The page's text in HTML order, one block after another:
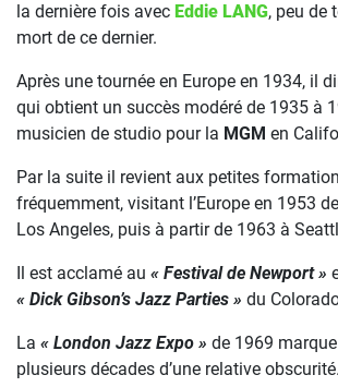
la dernière fois avec Eddie LANG, peu de
mort de ce dernier.
Après une tournée en Europe en 1934, il
qui obtient un succès modéré de 1935 à
musicien de studio pour la MGM en
Par la suite il revient aux petites
fréquemment, visitant l’Europe en 1953
Los Angeles, puis à partir de 1963 à
Il est acclamé au « Festival de Newport »
« Dick Gibson’s Jazz Parties » du
La « London Jazz Expo » de 1969
plusieurs décades d’une relative obscurité.